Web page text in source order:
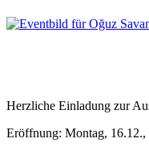
Herzliche Einladung zur
Eröffnung: Montag,